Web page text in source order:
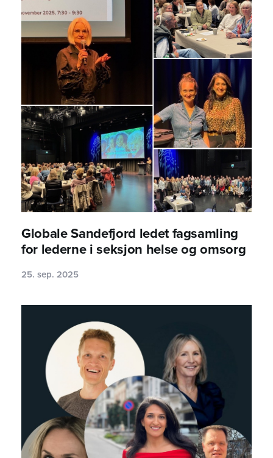
Globale Sandefjord ledet fagsamling
for lederne i seksjon helse og omsorg
25. sep. 2025